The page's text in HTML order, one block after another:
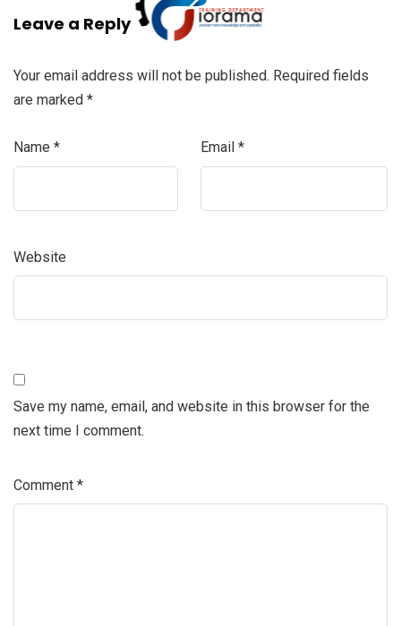
Leave a Reply
Your email address will not be published. Required fields
are marked *
Name * Email *
Website
Save my name, email, and website in this browser for the
next time I comment.
Comment *